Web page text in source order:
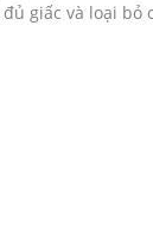
giấc và loại bỏ